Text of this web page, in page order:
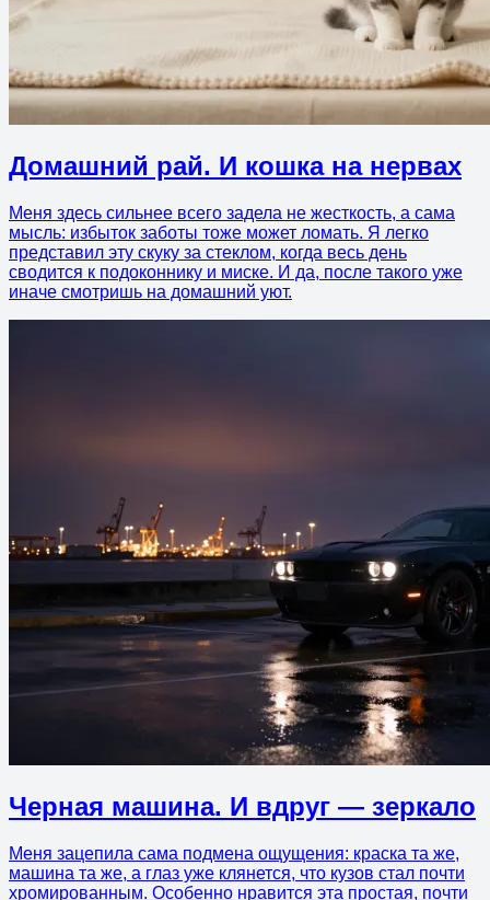
Домашний рай. И кошка на нервах
Меня здесь сильнее всего задела не жесткость, а сама
мысль: избыток заботы тоже может ломать. Я легко
представил эту скуку за стеклом, когда весь день
сводится к подоконнику и миске. И да, после такого уже
иначе смотришь на домашний уют.
Черная машина. И вдруг — зеркало
Меня зацепила сама подмена ощущения: краска та же,
машина та же, а глаз уже клянется, что кузов стал почти
хромированным. Особенно нравится эта простая, почти